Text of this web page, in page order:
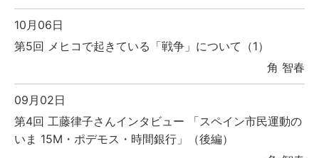
10月06日
第5回 メヒコで起きている「戦争」について（1）
角 智春
09月02日
第4回 工藤律子さんインタビュー 「スペイン市民運動の
いま 15M・ポデモス・時間銀行」（後編）